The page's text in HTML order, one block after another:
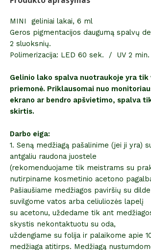
MINI geliniai lakai, 6 ml
Geros pigmentacijos daugumą spalvų
2 sluoksnių.
Polimerizacija: LED 60 sek. / UV 2
Gelinio lako spalva nuotraukoje yra tik
priemonė. Priklausomai nuo
ekrano ar bendro apšvietimo, spalva
skirtis.
Darbo eiga:
1. Seną medžiagą pašalinime (jei ji yra)
antgaliu raudona juostele
(rekomenduojame tik meistrams su
nutirpiname kosmetinio acetono
Pašiaušiame medžiagos paviršių su
suvilgome vatos arba celiuliozės lapelį
su acetonu, uždedame tik ant
skystis nekontaktuotu su oda,
uždengiame su folija ir palaikome apie
medžiaga atitirps. Medžiagą